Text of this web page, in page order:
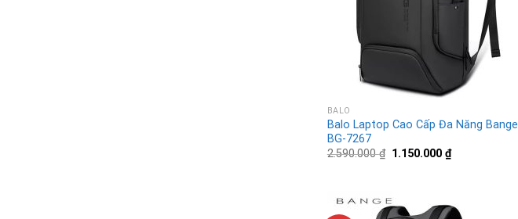
BALO
Balo Laptop Cao Cấp Đa Năng Bange
BG-7267
2.590.000₫ 1.150.000₫